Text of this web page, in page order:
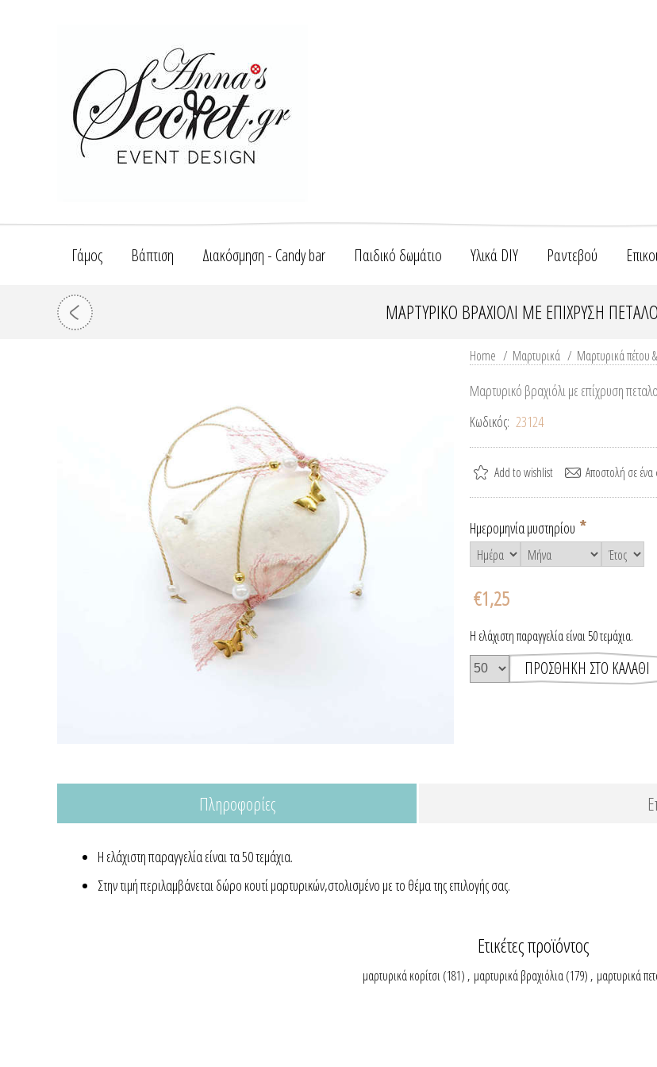
Γάμος Βάπτιση Διακόσμηση - Candy bar Παιδικό δωμάτιο Υλικά DIY Ραντεβού
ΜΑΡΤΥΡΙΚΌ ΒΡΑΧΙΌΛΙ ΜΕ ΕΠΊΧΡΥΣΗ
Home / Μαρτυρικά / Μαρτυρικά πέτου
Μαρτυρικό βραχιόλι με επίχρυση
Κωδικός: 23124
Ημερομηνία μυστηρίου *
€1,25
Η ελάχιστη παραγγελία είναι 50 τεμάχια.
Πληροφορίες
Η ελάχιστη παραγγελία είναι τα 50 τεμάχια.
Στην τιμή περιλαμβάνεται δώρο κουτί μαρτυρικών,στολισμένο με το θέμα της επιλογής σας.
Ετικέτες προϊόντος
μαρτυρικά κορίτσι(181) , μαρτυρικά βραχιόλια(179) , μαρτυρικά